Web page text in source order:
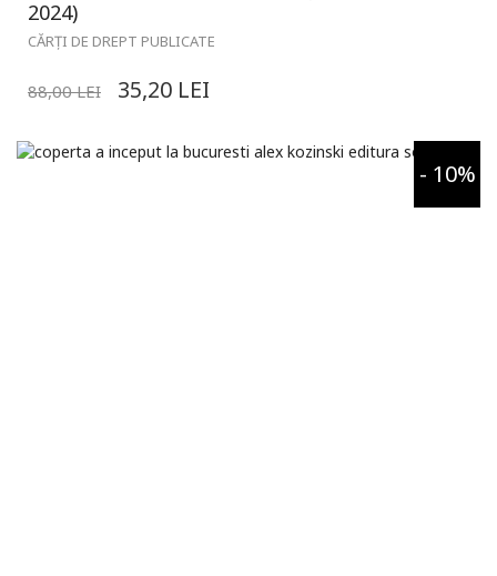
2024)
CĂRȚI DE DREPT PUBLICATE
88,00LEI 35,20 LEI
- 10%